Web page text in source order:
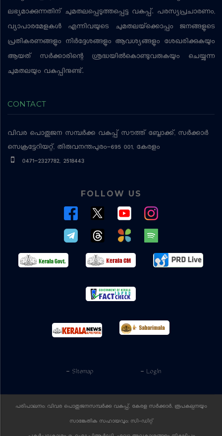
ലഭ്യമാക്കുന്നതിന് ചുമതലപ്പെടുത്തപ്പെട്ട വകുപ്പ്. പരസ്യപ്രചാരണം,
വ്യാപാരമേളകള്‍ എന്നിവയുടെ ചുമതലയ്‌ക്കൊപ്പം ജനങ്ങളുടെ
പ്രതികരണങ്ങളും നിര്‍ദ്ദേശങ്ങളും ആവശ്യങ്ങളും ശേഖരിക്കുകയും
ആയത് സര്‍ക്കാരിന്റെ ശ്രദ്ധയില്‍കൊണ്ടുവരുകയും ചെയ്യുന്ന
ചുമതലയും വകുപ്പിനുണ്ട്.
CONTACT
വിവര പൊതുജന സമ്പര്‍ക്ക വകുപ്പ് സൗത്ത് ബ്ലോക്ക്, സര്‍ക്കാര്‍
സെക്രട്ടേറിയറ്റ്, തിരുവനന്തപുരം-695 001, കേരളം
0471-2327782, 2518443
FOLLOW US
- Login
- Sitemap
പരിപാലനം: വിവര പൊതുജനസമ്പര്‍ക്ക വകുപ്പ്, കേരള സര്‍ക്കാര്‍. രൂപകല്പനയും
സാങ്കേതിക സഹായവും: സി-ഡിറ്റ്